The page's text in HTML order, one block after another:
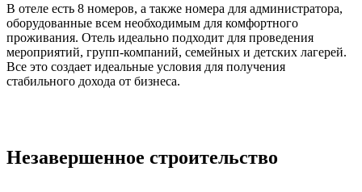
В отеле есть 8 номеров, а также номера для администратора,
оборудованные всем необходимым для комфортного
проживания. Отель идеально подходит для проведения
мероприятий, групп-компаний, семейных и детских лагерей.
Все это создает идеальные условия для получения
стабильного дохода от бизнеса.
Незавершенное строительство